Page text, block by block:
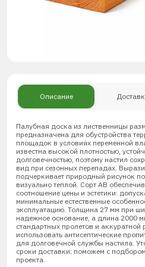
Описание
Палубная доска из лиственницы
предназначена для обустройства
площадок в условиях переменной
известна высокой плотностью,
долговечностью, поэтому настил
вид при сезонных перепадах.
подчеркивает природный рисунок
визуально теплой. Сорт АВ
соотношение цены и эстетики:
минимальные естественные
эксплуатацию. Толщина 27 мм при
надежное основание, а длина 2000
стандартных пролетов и аккуратной
использовать антисептические
для долговечной службы настила.
сроки доставки; поможем с
проекта.